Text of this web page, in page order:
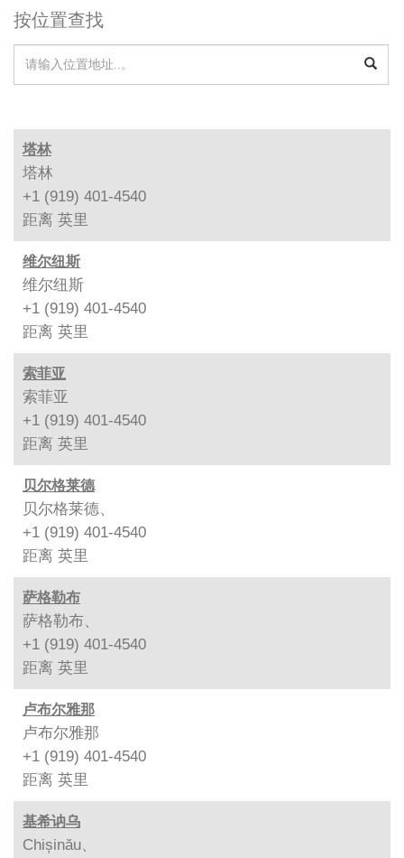
按位置查找
塔林
塔林
+1 (919) 401-4540
距离 英里
维尔纽斯
维尔纽斯
+1 (919) 401-4540
距离 英里
索菲亚
索菲亚
+1 (919) 401-4540
距离 英里
贝尔格莱德
贝尔格莱德、
+1 (919) 401-4540
距离 英里
萨格勒布
萨格勒布、
+1 (919) 401-4540
距离 英里
卢布尔雅那
卢布尔雅那
+1 (919) 401-4540
距离 英里
基希讷乌
Chișinău、